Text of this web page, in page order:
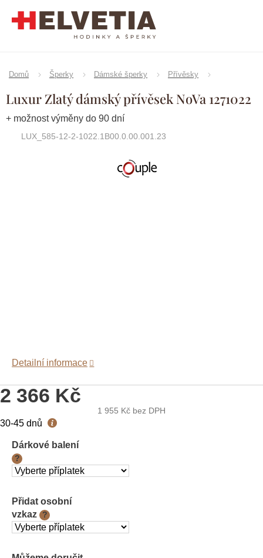
Domů Šperky Dámské šperky Přívěsky
Luxur Zlatý dámský přívěsek NoVa 1271022
+ možnost výměny do 90 dní
LUX_585-12-2-1022.1B00.0.00.001.23
Značka:Couple
2 366 Kč
1 955 Kč bez DPH
Měrná
30-45 dnů
Dárkové balení
?
Přidat osobní
vzkaz
?
Detailní informace